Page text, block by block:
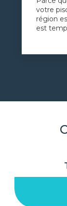
votre
région
est